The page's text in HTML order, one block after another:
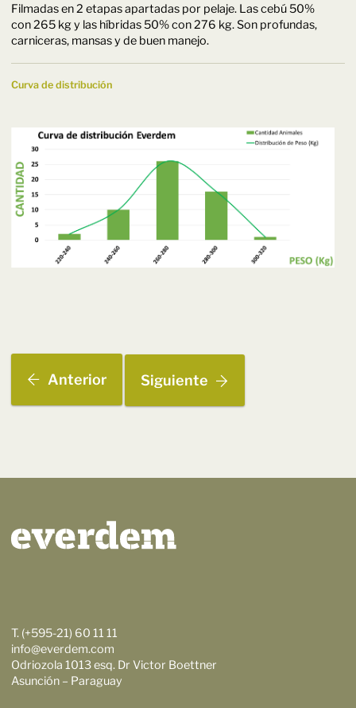
Filmadas en 2 etapas apartadas por pelaje. Las cebú 50%
con 265 kg y las híbridas 50% con 276 kg. Son profundas,
carniceras, mansas y de buen manejo.
Curva de distribución
Anterior Siguiente
T. (+595-21) 60 11 11
info@everdem.com
Odriozola 1013 esq. Dr Victor Boettner
Asunción – Paraguay